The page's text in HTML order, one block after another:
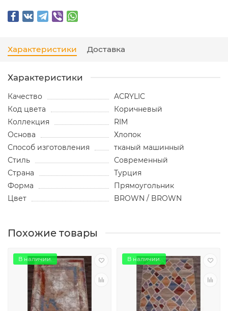
Характеристики Доставка
Характеристики
Качество
ACRYLIC
Код цвета
Коричневый
Коллекция
RIM
Основа
Хлопок
Способ изготовления
тканый машинный
Стиль
Современный
Страна
Турция
Форма
Прямоугольник
Цвет
BROWN / BROWN
Похожие товары
В наличии. В наличии.